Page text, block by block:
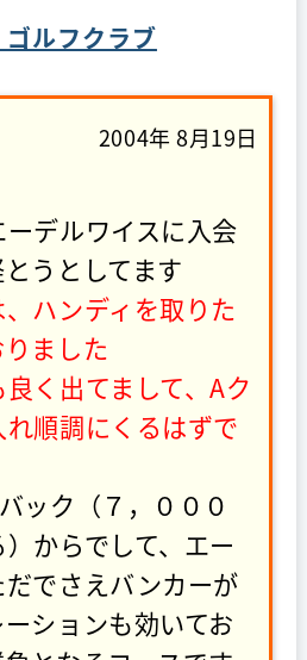
ルフクラブ
2004年 8月19日
デルワイスに入会
うとしてます
ハンディを取りた
ました
く出てまして、Aク
順調にくるはずで
ック（７，０００
からでして、エー
でさえバンカーが
ションも効いてお